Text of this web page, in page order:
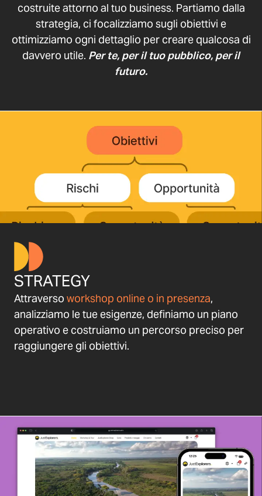
costruite attorno al tuo business. Partiamo dalla
strategia, ci focalizziamo sugli obiettivi e
ottimizziamo ogni dettaglio per creare qualcosa di
davvero utile. Per te, per il tuo pubblico, per il
futuro.
STRATEGY
Attraverso workshop online o in presenza,
analizziamo le tue esigenze, definiamo un piano
operativo e costruiamo un percorso preciso per
raggiungere gli obiettivi.